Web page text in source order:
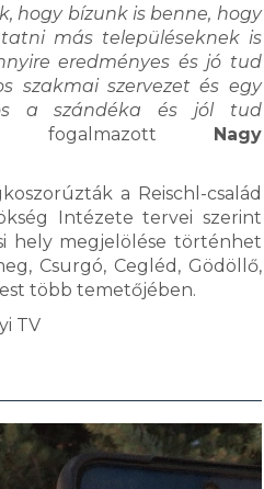
hogy bízunk is benne, hogy
más településeknek is
eredményes és jó tud
szakmai szervezet és egy
a szándéka és jól tud
Nagy
a Reischl-család
Intézete tervei szerint
hely megjelölése történhet
Csurgó, Cegléd, Gödöllő,
több temetőjében.
TV